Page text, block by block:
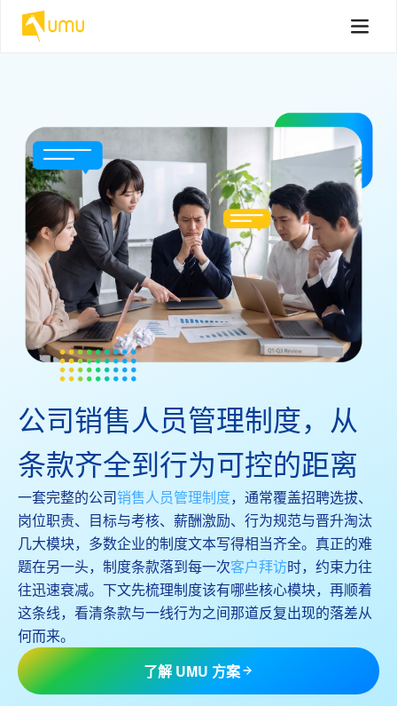
公司销售人员管理制度，从
条款齐全到行为可控的距离
一套完整的公司销售人员管理制度，通常覆盖招聘选拔、
岗位职责、目标与考核、薪酬激励、行为规范与晋升淘汰
几大模块，多数企业的制度文本写得相当齐全。真正的难
题在另一头，制度条款落到每一次客户拜访时，约束力往
往迅速衰减。下文先梳理制度该有哪些核心模块，再顺着
这条线，看清条款与一线行为之间那道反复出现的落差从
何而来。
了解 UMU 方案